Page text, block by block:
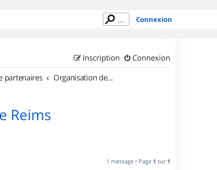
Connexion
Connexion
Inscription
partenaires Organisation de sorties en région Champagne Ardenne
Reims
1 message • Page 1 sur 1